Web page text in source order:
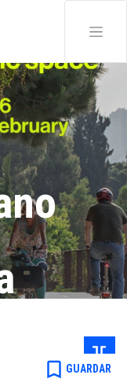
bookmark_border GUARDAR